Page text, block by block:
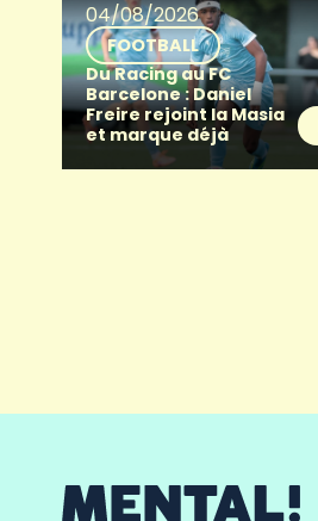
04/08/2026
FOOTBALL
Du Racing au FC
Barcelone : Daniel
Freire rejoint la Masia
et marque déjà